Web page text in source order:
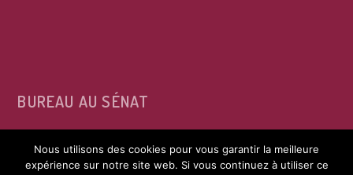
BUREAU AU SÉNAT
15, rue de Vaugirard – 75291 Paris Cedex 06 – Tél. 01 42 34
39 60Nous utilisons des cookies pour vous garantir la meilleure
expérience sur notre site web. Si vous continuez à utiliser ce